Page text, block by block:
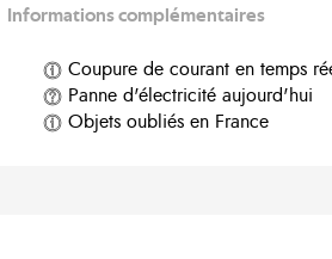
Informations complémentaires
Coupure de courant en temps
Panne d'électricité aujourd'hui
Objets oubliés en France